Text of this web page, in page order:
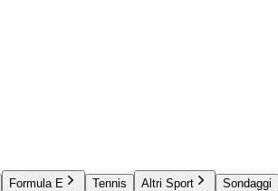
Formula E Tennis Altri Sport Sondaggi